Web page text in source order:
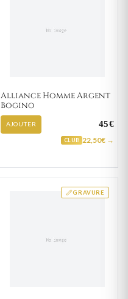
Alliance Homme Argent
Bogino
AJOUTER 45€
CLUB 22,50€ →
GRAVURE